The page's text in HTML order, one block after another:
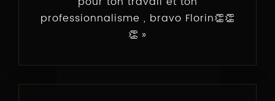
professionnalisme , bravo Florin👏👏
👏